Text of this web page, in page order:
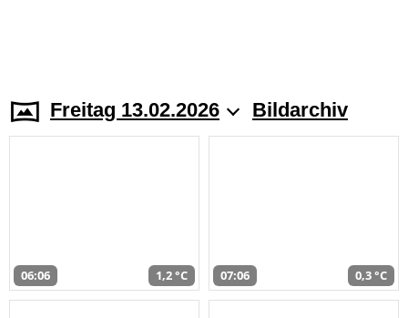
Freitag 13.02.2026 Bildarchiv
06:06 1,2 °C 07:06 0,3 °C